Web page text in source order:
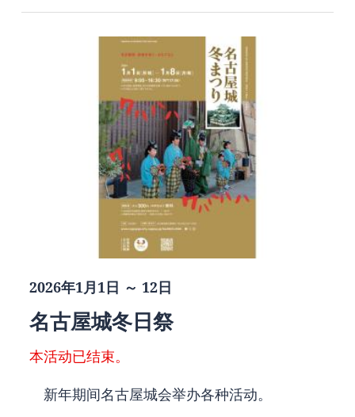
2026年1月1日 ～ 12日
名古屋城冬日祭
本活动已结束。
新年期间名古屋城会举办各种活动。